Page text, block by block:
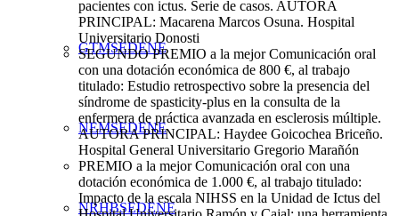
GTMSEDENE
NEMSEDENE
NRHBSEDENE
pacientes con ictus. Serie de casos. AUTORA
PRINCIPAL: Macarena Marcos Osuna. Hospital
Universitario Donosti
SEGUNDO PREMIO a la mejor Comunicación oral
con una dotación económica de 800 €, al trabajo
titulado: Estudio retrospectivo sobre la presencia del
síndrome de spasticity-plus en la consulta de la
enfermera de práctica avanzada en esclerosis múltiple.
AUTORA PRINCIPAL: Haydee Goicochea Briceño.
Hospital General Universitario Gregorio Marañón
PREMIO a la mejor Comunicación oral con una
dotación económica de 1.000 €, al trabajo titulado:
Impacto de la escala NIHSS en la Unidad de Ictus del